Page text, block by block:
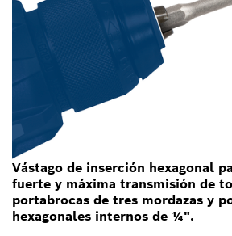
Vástago de inserción hexagonal
fuerte y máxima transmisión de
portabrocas de tres mordazas y
hexagonales internos de ¼".